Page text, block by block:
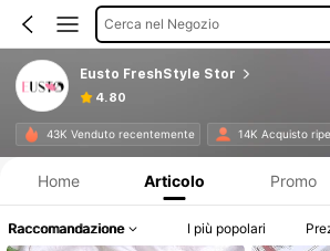
Cerca nel Negozio
Eusto FreshStyle Stor
4.80
43K Venduto recentemente 14K Acquisto
Home Articolo Promo
Raccomandazione I più popolari